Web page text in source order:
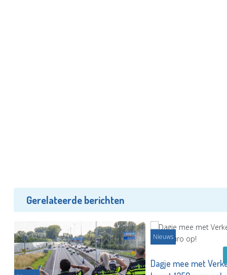
Gerelateerde berichten
Nieuws
Dagje mee met